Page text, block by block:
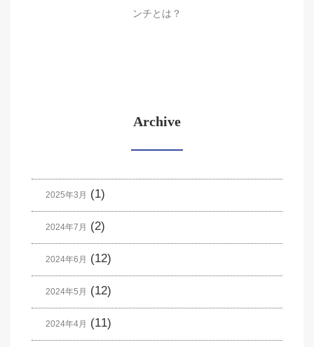
ンチとは？
Archive
2025年3月 (1)
2024年7月 (2)
2024年6月 (12)
2024年5月 (12)
2024年4月 (11)